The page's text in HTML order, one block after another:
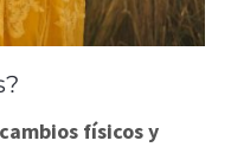
cambios físicos y